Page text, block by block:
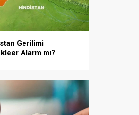
Gerilimi
Alarm mı?